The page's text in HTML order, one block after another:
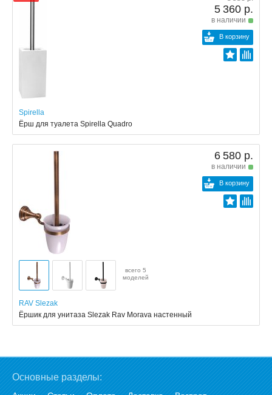
5 360 р.
в наличии
В корзину
Spirella
Ёрш для туалета Spirella Quadro
6 580 р.
в наличии
В корзину
всего 5
моделей
RAV Slezak
Ёршик для унитаза Slezak Rav Morava настенный
Основные разделы: